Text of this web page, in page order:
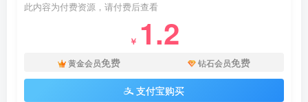
此内容为付费资源，请付费后查看
￥ 1.2
黄金会员免费 钻石会员免费
支付宝购买